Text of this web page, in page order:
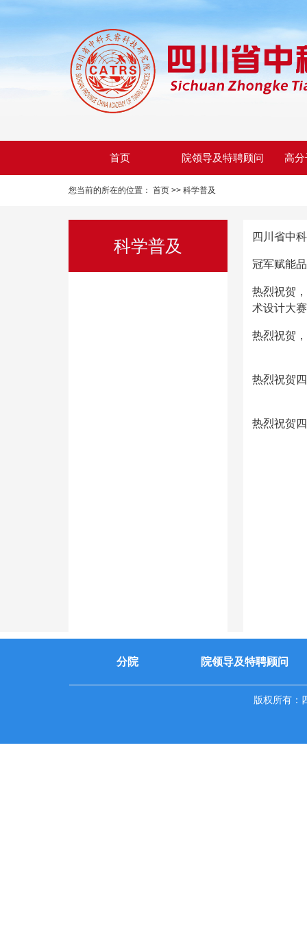
首页 院领导及特聘顾问 高
您当前的所在的位置： 首页 >> 科学普及
科学普及 四川省中
冠军赋能
热烈祝贺
术设计大
热烈祝贺
热烈祝贺
热烈祝贺
版权所有
分院 院领导及特聘顾问